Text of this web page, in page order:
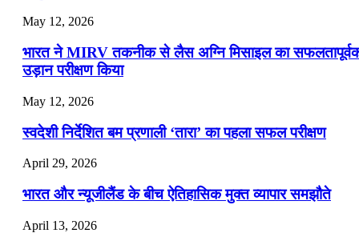
May 12, 2026
भारत ने MIRV तकनीक से लैस अग्नि मिसाइल का
उड़ान परीक्षण किया
May 12, 2026
स्वदेशी निर्देशित बम प्रणाली ‘तारा’ का पहला सफल परीक्षण
April 29, 2026
भारत और न्यूजीलैंड के बीच ऐतिहासिक मुक्त व्यापार समझौते
April 13, 2026